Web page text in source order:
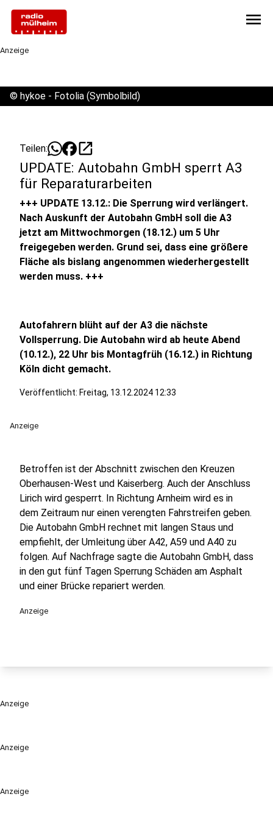
menu
Anzeige
Anzeige
Anzeige
© hykoe - Fotolia (Symbolbild)
Teilen: open_in_new
UPDATE: Autobahn GmbH sperrt A3
für Reparaturarbeiten
+++ UPDATE 13.12.: Die Sperrung wird verlängert.
Nach Auskunft der Autobahn GmbH soll die A3
jetzt am Mittwochmorgen (18.12.) um 5 Uhr
freigegeben werden. Grund sei, dass eine größere
Fläche als bislang angenommen wiederhergestellt
werden muss. +++
Autofahrern blüht auf der A3 die nächste
Vollsperrung. Die Autobahn wird ab heute Abend
(10.12.), 22 Uhr bis Montagfrüh (16.12.) in Richtung
Köln dicht gemacht.
Veröffentlicht: Freitag, 13.12.2024 12:33
Anzeige
Betroffen ist der Abschnitt zwischen den Kreuzen
Oberhausen-West und Kaiserberg. Auch der Anschluss
Lirich wird gesperrt. In Richtung Arnheim wird es in
dem Zeitraum nur einen verengten Fahrstreifen geben.
Die Autobahn GmbH rechnet mit langen Staus und
empfiehlt, der Umleitung über A42, A59 und A40 zu
folgen. Auf Nachfrage sagte die Autobahn GmbH, dass
in den gut fünf Tagen Sperrung Schäden am Asphalt
und einer Brücke repariert werden.
Anzeige
Anzeige